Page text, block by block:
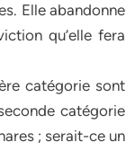
Elle abandonne
qu’elle fera
catégorie sont
catégorie
; serait-ce un